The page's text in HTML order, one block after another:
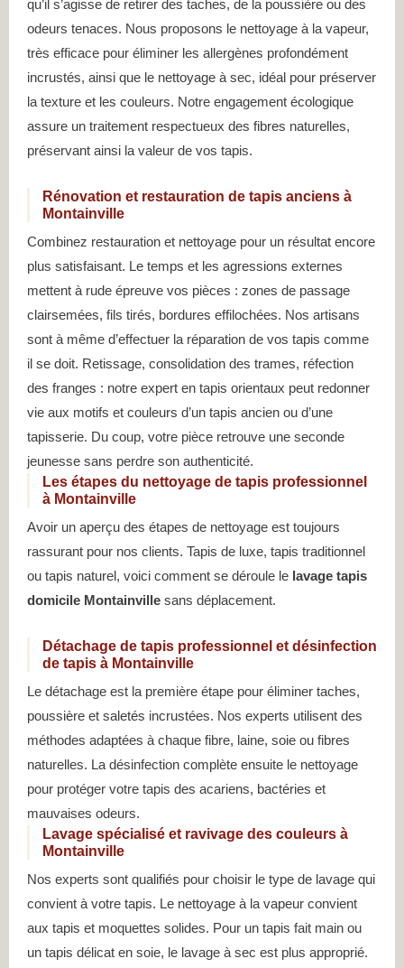
qu’il s’agisse de retirer des taches, de la poussière ou des
odeurs tenaces. Nous proposons le nettoyage à la vapeur,
très efficace pour éliminer les allergènes profondément
incrustés, ainsi que le nettoyage à sec, idéal pour préserver
la texture et les couleurs. Notre engagement écologique
assure un traitement respectueux des fibres naturelles,
préservant ainsi la valeur de vos tapis.
Rénovation et restauration de tapis anciens à
Montainville
Combinez restauration et nettoyage pour un résultat encore
plus satisfaisant. Le temps et les agressions externes
mettent à rude épreuve vos pièces : zones de passage
clairsemées, fils tirés, bordures effilochées. Nos artisans
sont à même d’effectuer la réparation de vos tapis comme
il se doit. Retissage, consolidation des trames, réfection
des franges : notre expert en tapis orientaux peut redonner
vie aux motifs et couleurs d’un tapis ancien ou d’une
tapisserie. Du coup, votre pièce retrouve une seconde
jeunesse sans perdre son authenticité.
Les étapes du nettoyage de tapis professionnel
à Montainville
Avoir un aperçu des étapes de nettoyage est toujours
rassurant pour nos clients. Tapis de luxe, tapis traditionnel
ou tapis naturel, voici comment se déroule le lavage tapis
domicile Montainville sans déplacement.
Détachage de tapis professionnel et désinfection
de tapis à Montainville
Le détachage est la première étape pour éliminer taches,
poussière et saletés incrustées. Nos experts utilisent des
méthodes adaptées à chaque fibre, laine, soie ou fibres
naturelles. La désinfection complète ensuite le nettoyage
pour protéger votre tapis des acariens, bactéries et
mauvaises odeurs.
Lavage spécialisé et ravivage des couleurs à
Montainville
Nos experts sont qualifiés pour choisir le type de lavage qui
convient à votre tapis. Le nettoyage à la vapeur convient
aux tapis et moquettes solides. Pour un tapis fait main ou
un tapis délicat en soie, le lavage à sec est plus approprié.